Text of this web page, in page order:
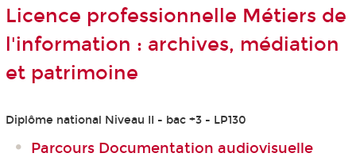
Licence professionnelle Métiers de
l'information : archives, médiation
et patrimoine
Diplôme national Niveau II - bac +3 - LP130
Parcours Documentation audiovisuelle